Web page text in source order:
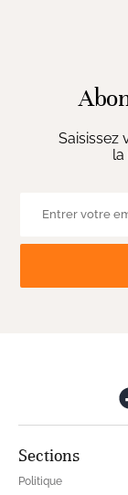
Saisissez
Sections
Politique